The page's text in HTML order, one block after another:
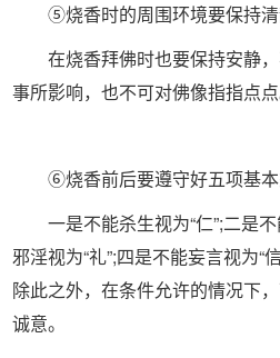
⑤烧香时的周围环境要保持清
在烧香拜佛时也要保持安静，
事所影响，也不可对佛像指指点点
⑥烧香前后要遵守好五项基本
一是不能杀生视为“仁”;二是不
邪淫视为“礼”;四是不能妄言视为“
除此之外，在条件允许的情况下
诚意。